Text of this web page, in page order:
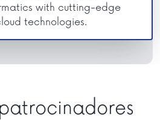
with cutting-edge
technologies.